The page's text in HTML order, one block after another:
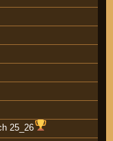
25_26